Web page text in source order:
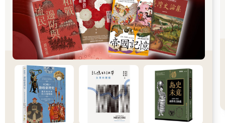
「咬山辦與罾位輪值：赤崁丁香漁業的用海知識」（2025）最終
促成本書的出版。
集眾人之力，綿延十數年的海上與村落調查計畫
因此，除了要深深感謝這些計畫的支持外，也要特別謝謝所有協
助進入赤崁田野訪談學習的耆老船長。宋船長與月雲大姊不在話
下，多年執行計畫過程被我們叨擾的鄭英諧老師、龍德宮主委鄭
進豐、前主委暨國福造船廠廠長柯少嵐，以及從事丁香漁業的涂
連相、張清秋、楊水明、陳志勇、涂憲鐘、林家和、陳其猛、張